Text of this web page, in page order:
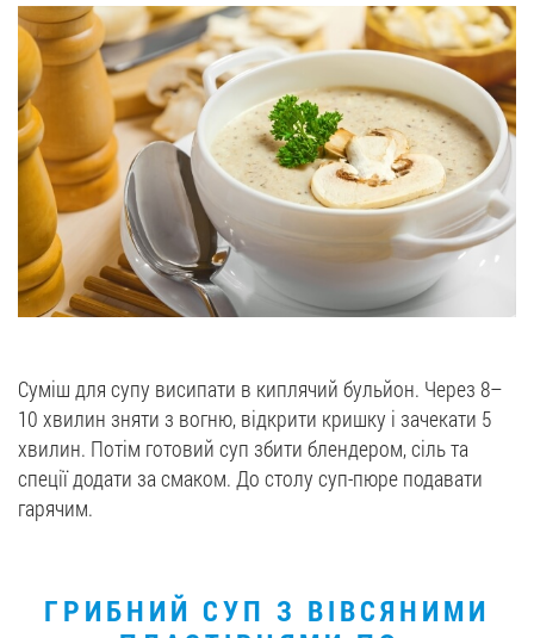
Суміш для супу висипати в киплячий бульйон. Через 8–
10 хвилин зняти з вогню, відкрити кришку і зачекати 5
хвилин. Потім готовий суп збити блендером, сіль та
спеції додати за смаком. До столу суп-пюре подавати
гарячим.
ГРИБНИЙ СУП З ВІВСЯНИМИ